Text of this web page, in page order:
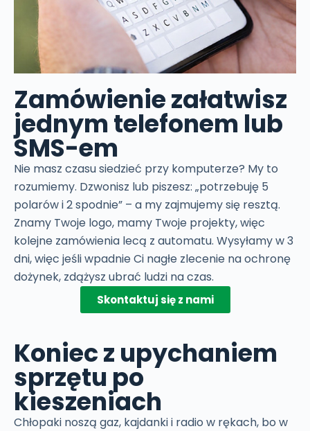
Zamówienie załatwisz
jednym telefonem lub
SMS-em
Nie masz czasu siedzieć przy komputerze? My to
rozumiemy. Dzwonisz lub piszesz: „potrzebuję 5
polarów i 2 spodnie” – a my zajmujemy się resztą.
Znamy Twoje logo, mamy Twoje projekty, więc
kolejne zamówienia lecą z automatu. Wysyłamy w 3
dni, więc jeśli wpadnie Ci nagłe zlecenie na ochronę
dożynek, zdążysz ubrać ludzi na czas.
Skontaktuj się z nami
Koniec z upychaniem
sprzętu po
kieszeniach
Chłopaki noszą gaz, kajdanki i radio w rękach, bo w